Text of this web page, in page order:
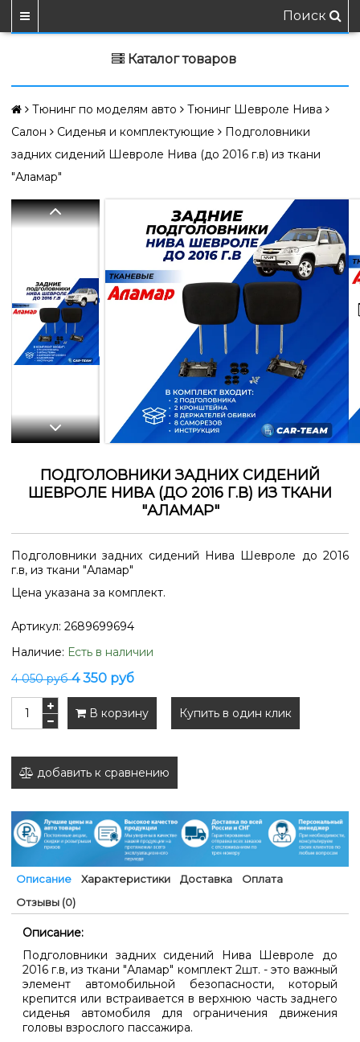
Поиск
Каталог товаров
Тюнинг по моделям авто
Тюнинг Шевроле Нива
Салон
Сиденья и комплектующие
Подголовники
задних сидений Шевроле Нива (до 2016 г.в) из ткани
"Аламар"
ПОДГОЛОВНИКИ ЗАДНИХ СИДЕНИЙ
ШЕВРОЛЕ НИВА (ДО 2016 Г.В) ИЗ ТКАНИ
"АЛАМАР"
Подголовники задних сидений Нива Шевроле до 2016
г.в, из ткани "Аламар"
Цена указана за комплект.
Артикул: 2689699694
Наличие: Есть в наличии
4 050 руб4 350 руб
В корзину Купить в один клик
добавить к сравнению
Описание Характеристики Доставка
Оплата
Отзывы (0)
Описание:
Подголовники задних сидений Нива Шевроле до
2016 г.в, из ткани "Аламар" комплект 2шт. - это важный
элемент автомобильной безопасности, который
крепится или встраивается в верхнюю часть заднего
сиденья автомобиля для ограничения движения
головы взрослого пассажира.